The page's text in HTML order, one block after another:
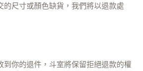
的尺寸或顏色缺貨，我們將以退款處
到你的退件，斗室將保留拒絕退款的權